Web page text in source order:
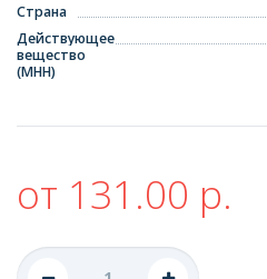
Страна
Действующее
вещество
(МНН)
от 131.00 р.